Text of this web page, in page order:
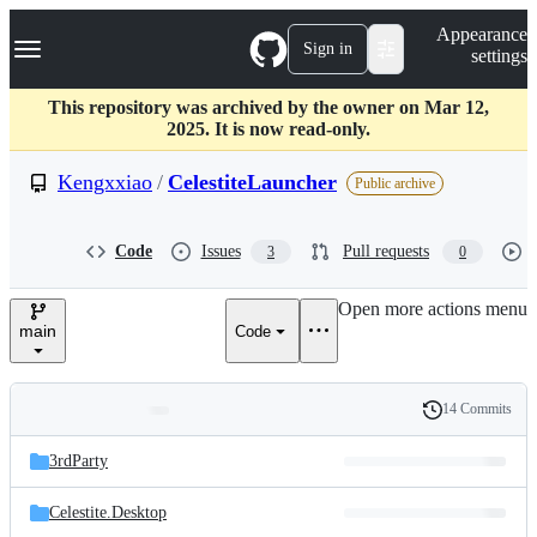
k
p
c
Navigation Menu Sign in
Appearance
settings
This repository was archived by the owner on Mar 12,
2025. It is now read-only.
Kengxxiao / CelestiteLauncher Public archive
Code Issues 3 Pull requests 0
main Code
Open more actions menu
and
files
Latest
commit
History
14 Commits
3rdParty
Celestite.Desktop